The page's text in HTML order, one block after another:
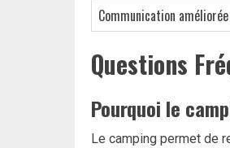
Communication améliorée
Questions
Pourquoi le
Le camping permet de